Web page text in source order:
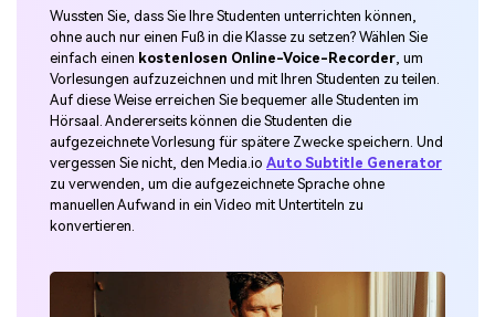
Wussten Sie, dass Sie Ihre Studenten unterrichten können,
ohne auch nur einen Fuß in die Klasse zu setzen? Wählen Sie
einfach einen kostenlosen Online-Voice-Recorder, um
Vorlesungen aufzuzeichnen und mit Ihren Studenten zu teilen.
Auf diese Weise erreichen Sie bequemer alle Studenten im
Hörsaal. Andererseits können die Studenten die
aufgezeichnete Vorlesung für spätere Zwecke speichern. Und
vergessen Sie nicht, den Media.io Auto Subtitle Generator
zu verwenden, um die aufgezeichnete Sprache ohne
manuellen Aufwand in ein Video mit Untertiteln zu
konvertieren.